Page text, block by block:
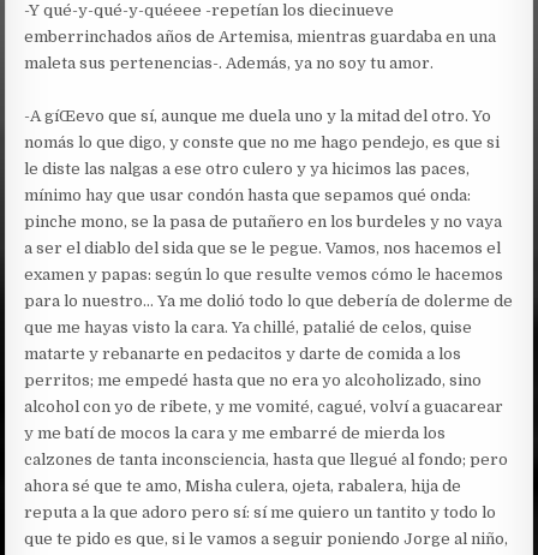
-Y qué-y-qué-y-quéeee -repetían los diecinueve
emberrinchados años de Artemisa, mientras guardaba en una
maleta sus pertenencias-. Además, ya no soy tu amor.
-A gíŒevo que sí, aunque me duela uno y la mitad del otro. Yo
nomás lo que digo, y conste que no me hago pendejo, es que si
le diste las nalgas a ese otro culero y ya hicimos las paces,
mínimo hay que usar condón hasta que sepamos qué onda:
pinche mono, se la pasa de putañero en los burdeles y no vaya
a ser el diablo del sida que se le pegue. Vamos, nos hacemos el
examen y papas: según lo que resulte vemos cómo le hacemos
para lo nuestro… Ya me dolió todo lo que debería de dolerme de
que me hayas visto la cara. Ya chillé, patalié de celos, quise
matarte y rebanarte en pedacitos y darte de comida a los
perritos; me empedé hasta que no era yo alcoholizado, sino
alcohol con yo de ribete, y me vomité, cagué, volví a guacarear
y me batí de mocos la cara y me embarré de mierda los
calzones de tanta inconsciencia, hasta que llegué al fondo; pero
ahora sé que te amo, Misha culera, ojeta, rabalera, hija de
reputa a la que adoro pero sí: sí me quiero un tantito y todo lo
que te pido es que, si le vamos a seguir poniendo Jorge al niño,